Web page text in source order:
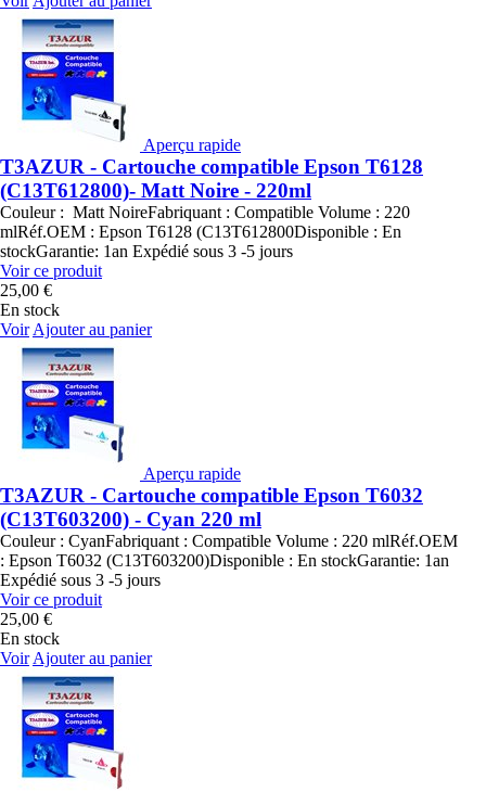
Aperçu rapide
T3AZUR - Cartouche compatible Epson T6128
(C13T612800)- Matt Noire - 220ml
Couleur : Matt NoireFabriquant : Compatible Volume : 220
mlRéf.OEM : Epson T6128 (C13T612800Disponible : En
stockGarantie: 1an Expédié sous 3 -5 jours
Voir ce produit
25,00 €
En stock
Voir Ajouter au panier
Aperçu rapide
T3AZUR - Cartouche compatible Epson T6032
(C13T603200) - Cyan 220 ml
Couleur : CyanFabriquant : Compatible Volume : 220 mlRéf.OEM
: Epson T6032 (C13T603200)Disponible : En stockGarantie: 1an
Expédié sous 3 -5 jours
Voir ce produit
25,00 €
En stock
Voir Ajouter au panier